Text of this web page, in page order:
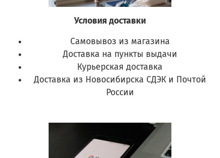
Условия доставки
Самовывоз из магазина
Доставка на пункты выдачи
Курьерская доставка
Доставка из Новосибирска СДЭК и Почтой
России